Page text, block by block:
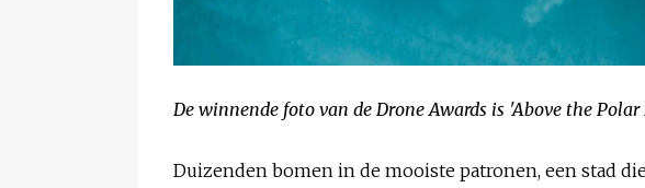
De winnende foto van de Drone Awards is 'Above the
Duizenden bomen in de mooiste patronen, een stad